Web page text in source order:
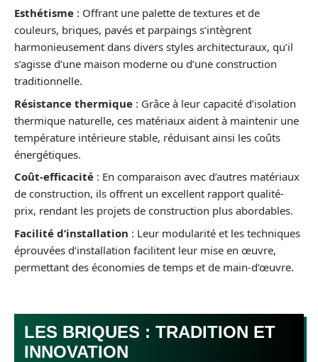
Esthétisme : Offrant une palette de textures et de
couleurs, briques, pavés et parpaings s’intègrent
harmonieusement dans divers styles architecturaux, qu’il
s’agisse d’une maison moderne ou d’une construction
traditionnelle.
Résistance thermique : Grâce à leur capacité d’isolation
thermique naturelle, ces matériaux aident à maintenir une
température intérieure stable, réduisant ainsi les coûts
énergétiques.
Coût-efficacité : En comparaison avec d’autres matériaux
de construction, ils offrent un excellent rapport qualité-
prix, rendant les projets de construction plus abordables.
Facilité d’installation : Leur modularité et les techniques
éprouvées d’installation facilitent leur mise en œuvre,
permettant des économies de temps et de main-d’œuvre.
LES BRIQUES : TRADITION ET
INNOVATION